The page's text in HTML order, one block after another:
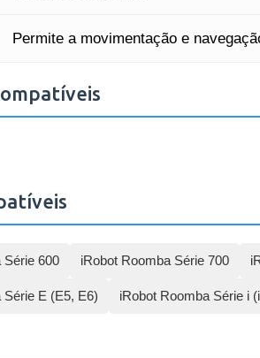
Permite a movimentação e
Série 600 iRobot Roomba Série 700
E (E5, E6) iRobot Roomba Série i